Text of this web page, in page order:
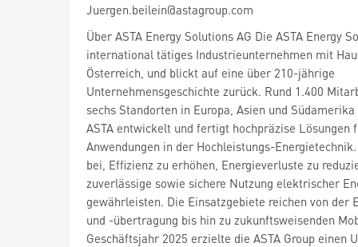
Juergen.beilein@astagroup.com
Über ASTA Energy Solutions AG Die ASTA Energy
international tätiges Industrieunternehmen mit
Österreich, und blickt auf eine über 210-jährige
Unternehmensgeschichte zurück. Rund 1.400
sechs Standorten in Europa, Asien und Südamerika
ASTA entwickelt und fertigt hochpräzise Lösungen
Anwendungen in der Hochleistungs-
bei, Effizienz zu erhöhen, Energieverluste zu
zuverlässige sowie sichere Nutzung elektrischer
gewährleisten. Die Einsatzgebiete reichen von der
und -übertragung bis hin zu zukunftsweisenden
Geschäftsjahr 2025 erzielte die ASTA Group einen